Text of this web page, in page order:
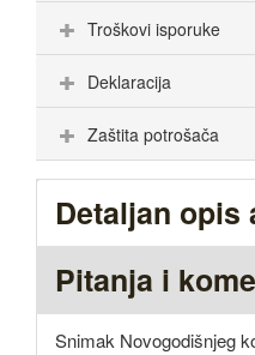
Troškovi isporuke
Deklaracija
Zaštita potrošača
Detaljan opis
Pitanja i
Snimak Novogodišnjeg